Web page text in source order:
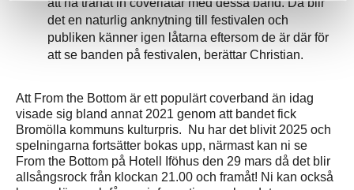
att ha tränat in coverlåtar med dessa band. Då blir
det en naturlig anknytning till festivalen och
publiken känner igen låtarna eftersom de är där för
att se banden på festivalen, berättar Christian.
Att From the Bottom är ett populärt coverband än idag
visade sig bland annat 2021 genom att bandet fick
Bromölla kommuns kulturpris. Nu har det blivit 2025 och
spelningarna fortsätter bokas upp, närmast kan ni se
From the Bottom på Hotell Iföhus den 29 mars då det blir
allsångsrock från klockan 21.00 och framåt! Ni kan också